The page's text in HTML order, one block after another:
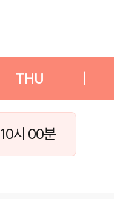
THU
10시 00분